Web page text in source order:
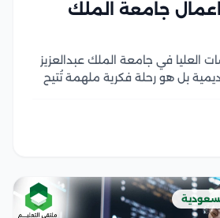
اعمال جامعة الملك
العليا في جامعة الملك عبدالعزيز
بل هو رحلة فكرية ملهمة تُتيح
الفرصة لتطوير مهاراتك...